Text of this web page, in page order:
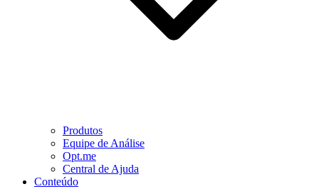
Produtos
Equipe de Análise
Opt.me
Central de Ajuda
Conteúdo